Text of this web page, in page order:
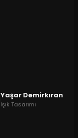
Yaşar Demirkıran
Işık Tasarımı